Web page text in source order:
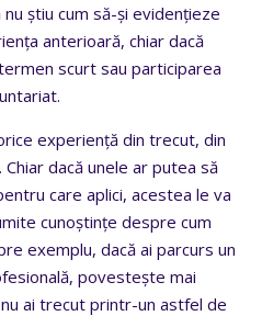
știu cum să-și evidențieze
anterioară, chiar dacă
scurt sau participarea
experiență din trecut, din
dacă unele ar putea să
care aplici, acestea le va
cunoștințe despre cum
exemplu, dacă ai parcurs un
povestește mai
ai trecut printr-un astfel de